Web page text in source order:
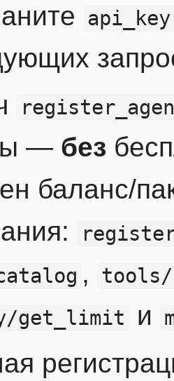
api_key
— без
баланс/
,
get_limit
и